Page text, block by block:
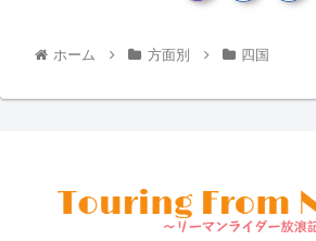
ホーム 方面別 四国